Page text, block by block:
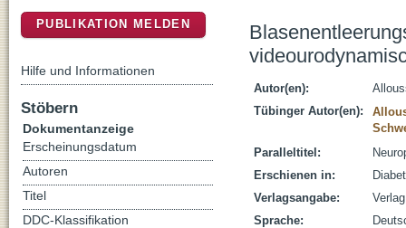
Autor(en):
Tübinger Autor(en):
Paralleltitel:
Erschienen in:
Verlagsangabe:
Sprache:
PUBLIKATION MELDEN
Hilfe und Informationen
Stöbern
Dokumentanzeige
Erscheinungsdatum
Autoren
Titel
DDC-Klassifikation